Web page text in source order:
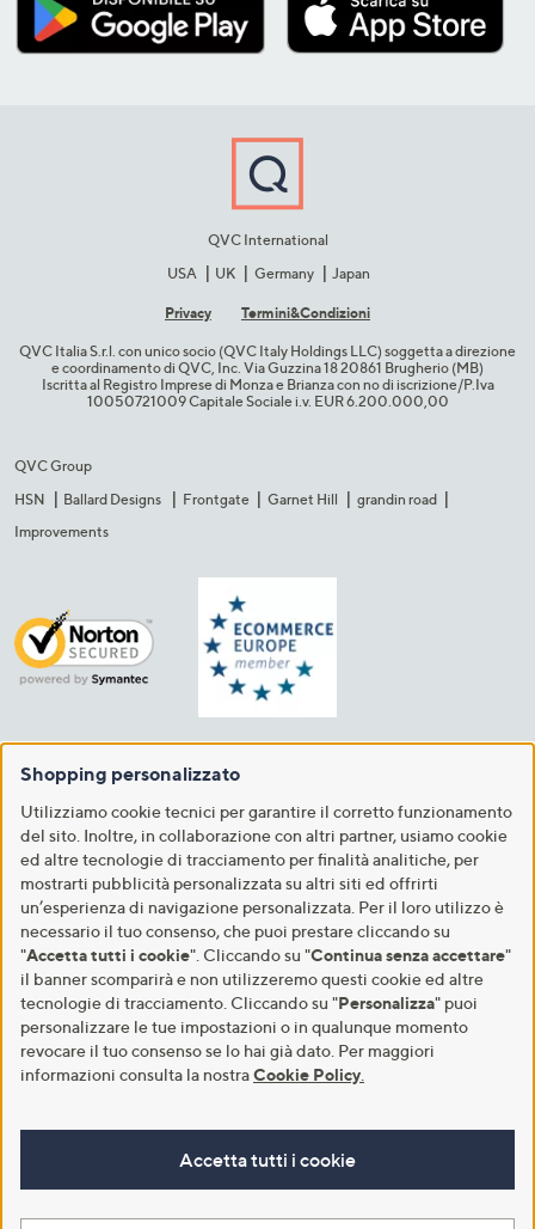
QVC International
USA
UK Germany Japan
Privacy Termini&C​ondizioni
QVC Italia S.r.l. con unico socio (QVC Italy Holdings LLC) soggetta a direzione
e coordinamento di QVC, Inc. Via Guzzina 18 20861 Brugherio (MB)​
Iscritta al Registro Imprese di Monza e Brianza con no di iscrizione/P.Iva
10050721009 Capitale Sociale i.v. EUR 6.200.000,00​
QVC Group
HSN
Ballard Designs Frontgate Garnet Hill
grandin road
Improvements
Shopping personalizzato
Utilizziamo cookie tecnici per garantire il corretto funzionamento
del sito. Inoltre, in collaborazione con altri partner, usiamo cookie
ed altre tecnologie di tracciamento per finalità analitiche, per
mostrarti pubblicità personalizzata su altri siti ed offrirti
un’esperienza di navigazione personalizzata. Per il loro utilizzo è
necessario il tuo consenso, che puoi prestare cliccando su
"Accetta tutti i cookie". Cliccando su "Continua senza accettare"
il banner scomparirà e non utilizzeremo questi cookie ed altre
tecnologie di tracciamento. Cliccando su "Personalizza" puoi
personalizzare le tue impostazioni o in qualunque momento
revocare il tuo consenso se lo hai già dato. Per maggiori
informazioni consulta la nostraCookie Policy
Accetta tutti i cookie